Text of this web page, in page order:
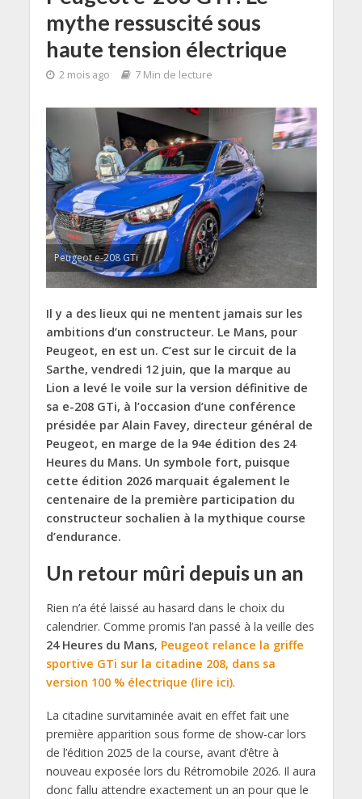
mythe ressuscité sous
haute tension électrique
2 mois ago 7 Min de lecture
Peugeot e-208 GTi
Il y a des lieux qui ne mentent jamais sur les
ambitions d’un constructeur. Le Mans, pour
Peugeot, en est un. C’est sur le circuit de la
Sarthe, vendredi 12 juin, que la marque au
Lion a levé le voile sur la version définitive de
sa e-208 GTi, à l’occasion d’une conférence
présidée par Alain Favey, directeur général de
Peugeot, en marge de la 94e édition des 24
Heures du Mans. Un symbole fort, puisque
cette édition 2026 marquait également le
centenaire de la première participation du
constructeur sochalien à la mythique course
d’endurance.
Un retour mûri depuis un an
Rien n’a été laissé au hasard dans le choix du
calendrier. Comme promis l’an passé à la veille des
24 Heures du Mans, Peugeot relance la griffe
sportive GTi sur la citadine 208, dans sa
version 100 % électrique (lire ici).
La citadine survitaminée avait en effet fait une
première apparition sous forme de show-car lors
de l’édition 2025 de la course, avant d’être à
nouveau exposée lors du Rétromobile 2026. Il aura
donc fallu attendre exactement un an pour que le